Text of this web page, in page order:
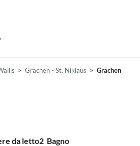
Grächen - St. Niklaus Grächen
da letto2 Bagno